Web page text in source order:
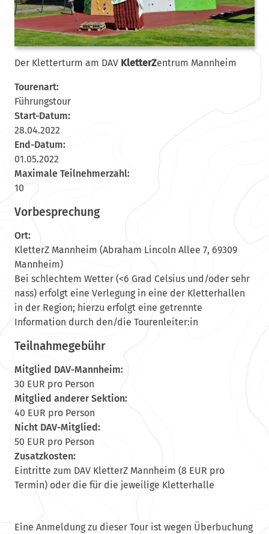
Der Kletterturm am DAV KletterZentrum Mannheim
Tourenart:
Führungstour
Start-Datum:
28.04.2022
End-Datum:
01.05.2022
Maximale Teilnehmerzahl:
10
Vorbesprechung
Ort:
KletterZ Mannheim (Abraham Lincoln Allee 7, 69309
Mannheim)
Bei schlechtem Wetter (<6 Grad Celsius und/oder sehr
nass) erfolgt eine Verlegung in eine der Kletterhallen
in der Region; hierzu erfolgt eine getrennte
Information durch den/die Tourenleiter:in
Teilnahmegebühr
Mitglied DAV-Mannheim:
30 EUR pro Person
Mitglied anderer Sektion:
40 EUR pro Person
Nicht DAV-Mitglied:
50 EUR pro Person
Zusatzkosten:
Eintritte zum DAV KletterZ Mannheim (8 EUR pro
Termin) oder die für die jeweilige Kletterhalle
Eine Anmeldung zu dieser Tour ist wegen Überbuchung